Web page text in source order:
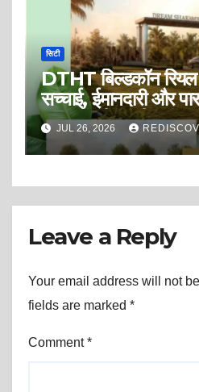
सिटी
DTHT बिल्डकॉन रियल
सच्चाई, ईमानदारी और
ग्राहकों की पहली पसंद!! DTHT
Buildcon Pvt.Ltd
एक सुनहरा अवसर! इंदौर-उज्जैन रोड पर
शाकंभरी रेसीडेंसी’
JUL 26, 2026
Leave a Reply
Your email address will not
fields are marked *
Comment*